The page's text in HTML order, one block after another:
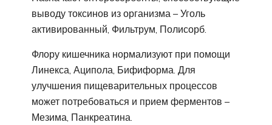
выводу токсинов из организма – Уголь
активированный, Фильтрум, Полисорб.
Флору кишечника нормализуют при помощи
Линекса, Аципола, Бифиформа. Для
улучшения пищеварительных процессов
может потребоваться и прием ферментов –
Мезима, Панкреатина.